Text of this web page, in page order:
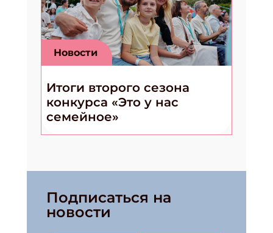
Новости
Итоги второго сезона
конкурса «Это у нас
семейное»
Подписаться на
новости